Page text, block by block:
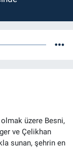
üzere Besni,
ve Çelikhan
sunan, şehrin en